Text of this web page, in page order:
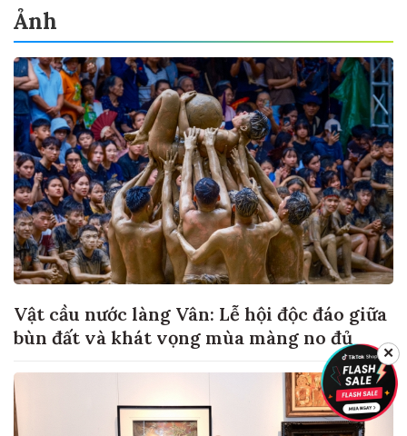
Ảnh
Vật cầu nước làng Vân: Lễ hội độc đáo giữa
bùn đất và khát vọng mùa màng no đủ
✕